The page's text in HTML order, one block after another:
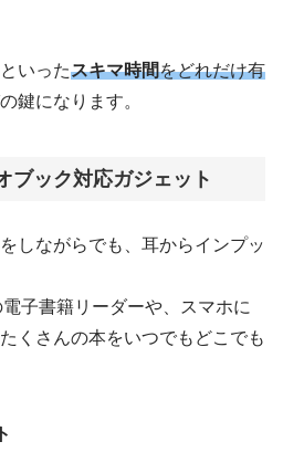
いったスキマ時間をどれだけ有
鍵になります。
ブック対応ガジェット
しながらでも、耳からインプッ
子書籍リーダーや、スマホに
くさんの本をいつでもどこでも